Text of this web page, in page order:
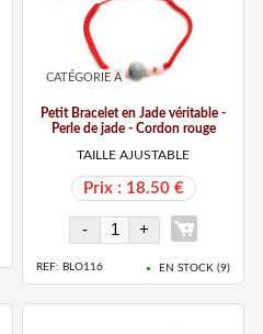
CATÉGORIE A
Petit Bracelet en Jade véritable -
Perle de jade - Cordon rouge
TAILLE AJUSTABLE
Prix : 18.50 €
REF: BLO116 EN STOCK (9)